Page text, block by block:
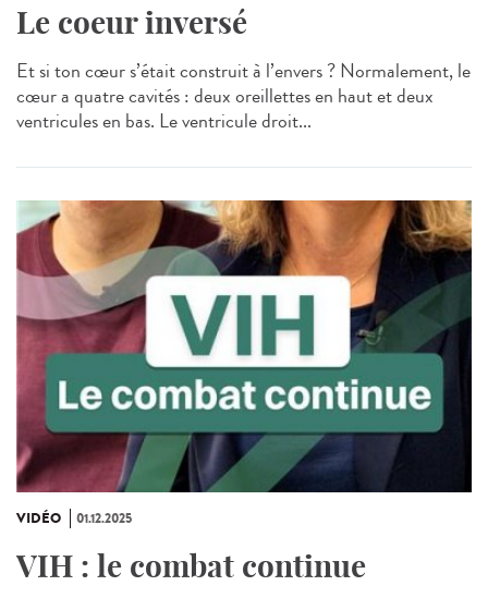
Le coeur inversé
Et si ton cœur s’était construit à l’envers ? Normalement, le
cœur a quatre cavités : deux oreillettes en haut et deux
ventricules en bas. Le ventricule droit...
VIDÉO 01.12.2025
VIH : le combat continue